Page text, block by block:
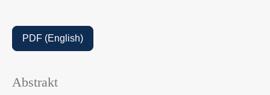
PDF (English)
Abstrakt